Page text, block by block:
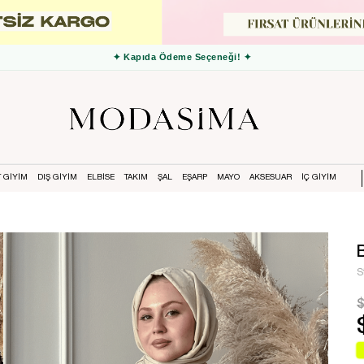
✦ 3000 TL ve Üzeri Ücretsiz Kargo ✦
GİYİM DIŞ GİYİM ELBİSE TAKIM ŞAL EŞARP MAYO AKSESUAR İÇ GİYİM